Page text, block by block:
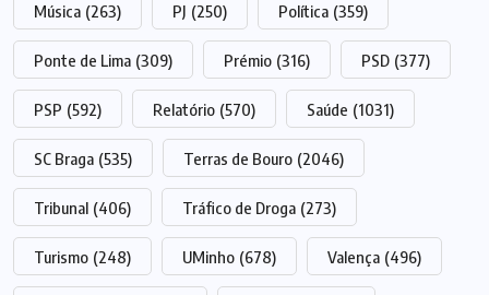
Música (263) PJ (250) Política (359)
Ponte de Lima (309) Prémio (316) PSD (377)
PSP (592) Relatório (570) Saúde (1031)
SC Braga (535) Terras de Bouro (2046)
Tribunal (406) Tráfico de Droga (273)
Turismo (248) UMinho (678) Valença (496)